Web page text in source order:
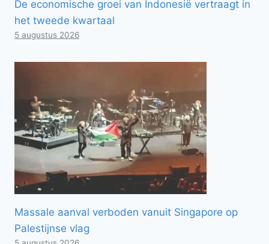
De economische groei van Indonesië vertraagt ​​in
het tweede kwartaal
5 augustus 2026
Massale aanval verboden vanuit Singapore op
Palestijnse vlag